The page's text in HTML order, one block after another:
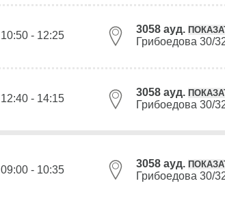
10:50 - 12:25
3058 ауд.
Грибоедова 30/
12:40 - 14:15
3058 ауд.
Грибоедова 30/
09:00 - 10:35
3058 ауд.
Грибоедова 30/